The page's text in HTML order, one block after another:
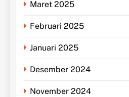
Maret 2025
Februari 2025
Januari 2025
Desember 2024
November 2024